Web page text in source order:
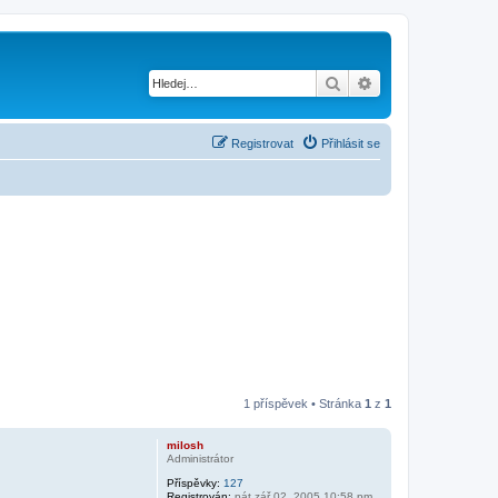
Hledat
Přihlásit se
Registrovat
1 příspěvek • Stránka 1 z 1
milosh
Administrátor
Příspěvky: 127